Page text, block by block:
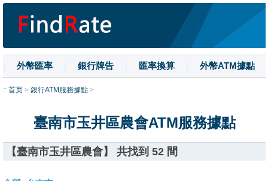
外幣匯率 銀行牌告 匯率換算 外幣ATM據點
| 名詞解釋 | 換匯技巧
:: 首页 > 銀行ATM服務據點 >
臺南市玉井區農會ATM服務據點
【臺南市玉井區農會】 共找到 52 間